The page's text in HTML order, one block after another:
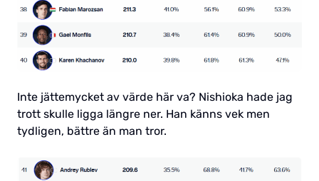
Inte jättemycket av värde här va? Nishioka hade jag
trott skulle ligga längre ner. Han känns vek men
tydligen, bättre än man tror.